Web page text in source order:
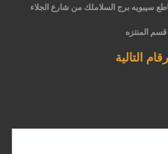
تقاطع سيبويه برج السلاملك من شارع الجلاء
المنتزه
التالية